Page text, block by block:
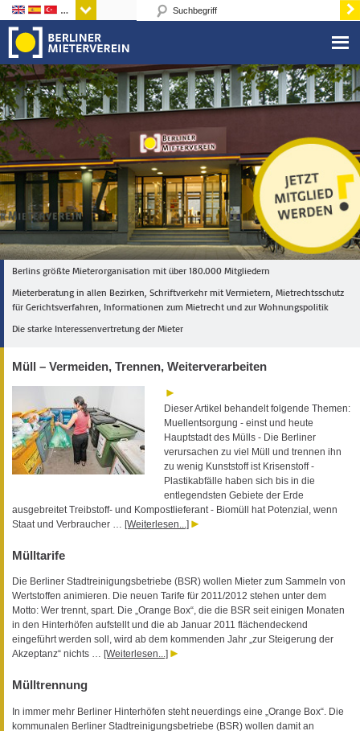
Sprachen
Berlins größte Mieterorganisation mit über 180.000 Mitgliedern
Mieterberatung in allen Bezirken, Schriftverkehr mit Vermietern, Mietrechtsschutz
für Gerichtsverfahren, Informationen zum Mietrecht und zur Wohnungspolitik
Die starke Interessenvertretung der Mieter
Müll – Vermeiden, Trennen, Weiterverarbeiten
Dieser Artikel behandelt folgende Themen:
Muellentsorgung - einst und heute
Hauptstadt des Mülls - Die Berliner
verursachen zu viel Müll und trennen ihn
zu wenig Kunststoff ist Krisenstoff -
Plastikabfälle haben sich bis in die
entlegendsten Gebiete der Erde
ausgebreitet Treibstoff- und Kompostlieferant - Biomüll hat Potenzial, wenn
Staat und Verbraucher … [Weiterlesen...]
Mülltarife
Die Berliner Stadtreinigungsbetriebe (BSR) wollen Mieter zum Sammeln von
Wertstoffen animieren. Die neuen Tarife für 2011/2012 stehen unter dem
Motto: Wer trennt, spart. Die „Orange Box“, die die BSR seit einigen Monaten
in den Hinterhöfen aufstellt und die ab Januar 2011 flächendeckend
eingeführt werden soll, wird ab dem kommenden Jahr „zur Steigerung der
Akzeptanz“ nichts … [Weiterlesen...]
Mülltrennung
In immer mehr Berliner Hinterhöfen steht neuerdings eine „Orange Box“. Die
kommunalen Berliner Stadtreinigungsbetriebe (BSR) wollen damit an